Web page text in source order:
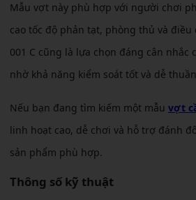
Mẫu vợt này phù hợp với người chơi
cao tốc độ phản tạt, phòng thủ và điều
001 C cũng là lựa chọn đáng cân nhắc
nhờ khả năng kiểm soát tốt và dễ
Nếu bạn đang tìm kiếm một mẫu vợt
linh hoạt cao, dễ chơi và hỗ trợ đánh
sản phẩm phù hợp.
Thông số kỹ thuật